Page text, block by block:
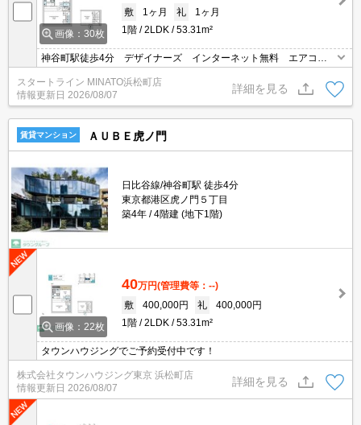
画像：30枚
敷
1ヶ月 礼
1ヶ月
1階
2LDK 53.31m²
神谷町駅徒歩4分 デザイナーズ インターネット無料 エアコン3
台 オートロック SOHO相談可
スタートライン MINATO浜松町店
情報更新日 2026/08/07
詳細を見る
賃貸マンション ＡＵＢＥ虎ノ門
日比谷線/神谷町駅 徒歩4分
東京都港区虎ノ門５丁目
築4年
4階建 (地下1階)
画像：22枚
40万円(管理費等：--)
敷
400,000円 礼
400,000円
1階
2LDK 53.31m²
タウンハウジングでご予約受付中です！
株式会社タウンハウジング東京 浜松町店
情報更新日 2026/08/07
詳細を見る